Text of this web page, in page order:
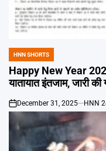
POSTED
IN
HNN SHORTS
Happy New Year
यातायात इंतजाम, जारी
on
December 31, 2025 HNN